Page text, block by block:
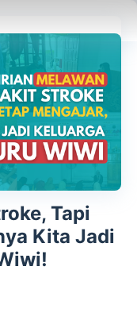
Tapi
Kita Jadi